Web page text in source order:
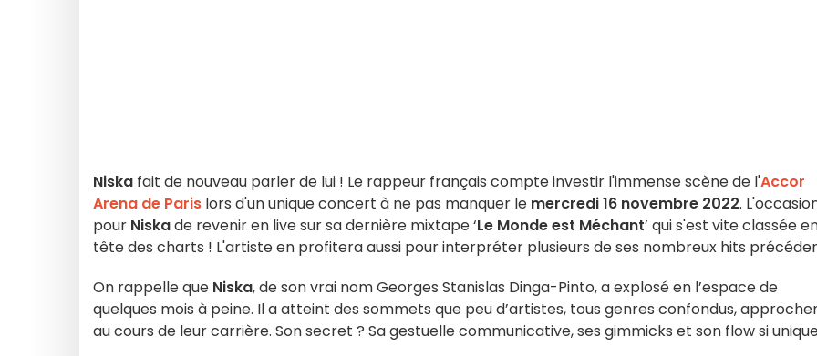
Niska fait de nouveau parler de lui ! Le rappeur français compte investir l'immense scène de l'Accor
Arena de Paris lors d'un unique concert à ne pas manquer le mercredi 16 novembre 2022.
pour Niskade revenir en live sur sa dernière mixtape ‘Le Monde est Méchant’ qui s'est vite classée
tête des charts ! L'artiste en profitera aussi pour interpréter plusieurs de ses nombreux hits
On rappelle que Niska, de son vrai nom Georges Stanislas Dinga-Pinto, a explosé en l’espace de
quelques mois à peine. Il a atteint des sommets que peu d’artistes, tous genres confondus,
au cours de leur carrière. Son secret ? Sa gestuelle communicative, ses gimmicks et son flow si